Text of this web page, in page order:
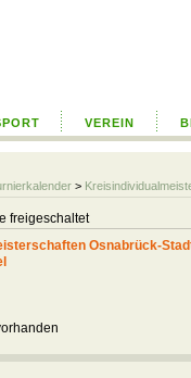
VEREIN
>
freigeschaltet
Osnabrück-